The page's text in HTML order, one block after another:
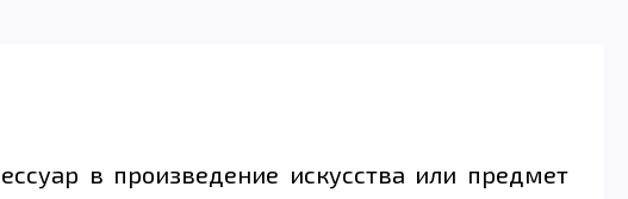
в произведение искусства или предмет